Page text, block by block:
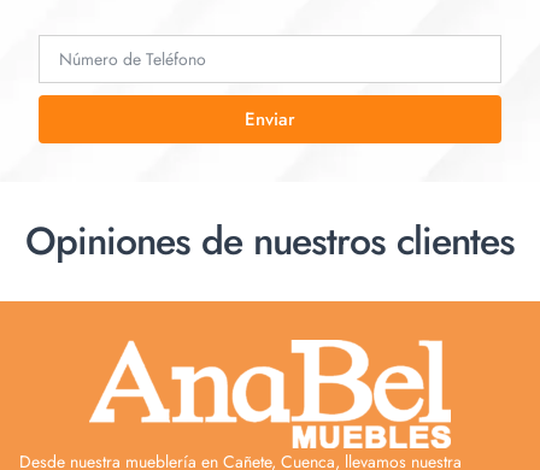
Enviar
Opiniones de nuestros clientes
Desde nuestra mueblería en Cañete, Cuenca, llevamos nuestra